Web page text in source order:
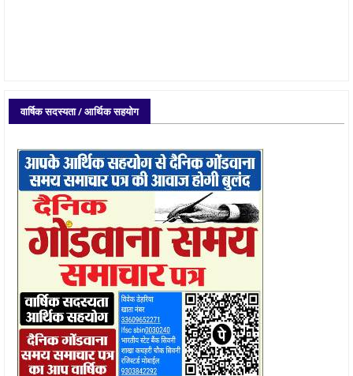
वार्षिक सदस्यता / आर्थिक सहयोग